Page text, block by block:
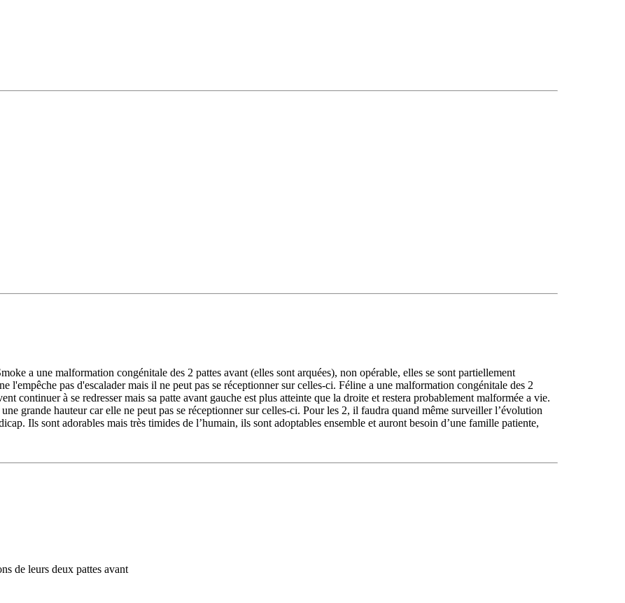
a une malformation congénitale des 2 pattes avant (elles sont arquées), non opérable, elles se sont partiellement
l'empêche pas d'escalader mais il ne peut pas se réceptionner sur celles-ci. Féline a une malformation congénitale des 2
continuer à se redresser mais sa patte avant gauche est plus atteinte que la droite et restera probablement malformée a vie.
grande hauteur car elle ne peut pas se réceptionner sur celles-ci. Pour les 2, il faudra quand même surveiller l’évolution
Ils sont adorables mais très timides de l’humain, ils sont adoptables ensemble et auront besoin d’une famille patiente,
de leurs deux pattes avant